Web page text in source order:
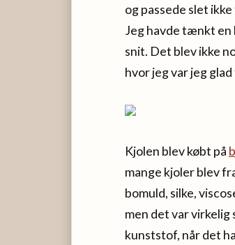
og passede slet
Jeg havde tænkt en
snit. Det blev ikke
hvor jeg var jeg
Kjolen blev købt på
mange kjoler blev
bomuld, silke,
men det var virkelig
kunststof, når det